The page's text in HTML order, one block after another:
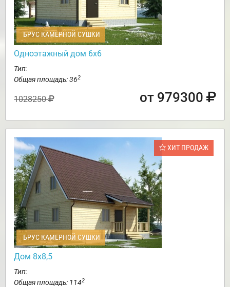
БРУС КАМЕРНОЙ СУШКИ
Одноэтажный дом 6х6
Тип:
Общая площадь: 362
1028250 от 979300
ХИТ ПРОДАЖ
БРУС КАМЕРНОЙ СУШКИ
Дом 8х8,5
Тип:
Общая площадь: 1142